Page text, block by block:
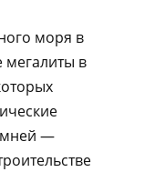
моря в
мегалиты в
—